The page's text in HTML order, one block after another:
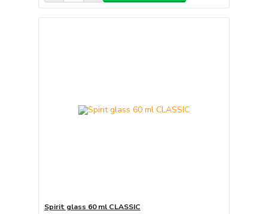
Spirit glass 60 ml CLASSIC